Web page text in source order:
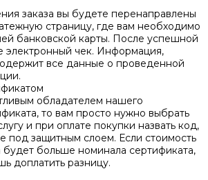
заказа вы будете перенаправлены
страницу, где вам необходимо
банковской карты. После успешной
электронный чек. Информация,
все данные о проведенной
обладателем нашего
то вам просто нужно выбрать
и при оплате покупки назвать код,
под защитным слоем. Если стоимость
будет больше номинала сертификата,
доплатить разницу.